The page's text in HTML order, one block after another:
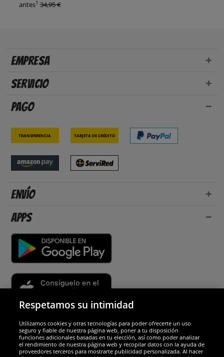
antes1 34,95 €
Empresa
Servicio
Pago
Transferencia Tarjeta de crédito
Envío
Apps
Socios y seguridad
Galardones
Respetamos su intimidad
Utilizamos cookies y otras tecnologías para poder ofrecerte un uso
seguro y fiable de nuestra página web, poner a tu disposición
funciones adicionales basadas en tu elección, así como poder analizar
el rendimiento de nuestra página web y recopilar datos con la ayuda de
proveedores terceros para mostrarte publicidad personalizada. Al hacer